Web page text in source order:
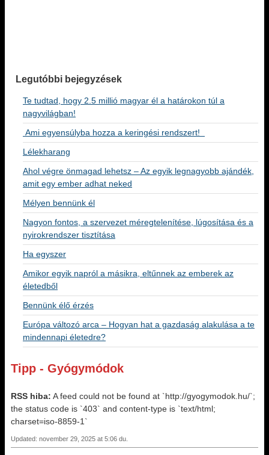
Legutóbbi bejegyzések
Te tudtad, hogy 2.5 millió magyar él a határokon túl a
nagyvilágban!
Ami egyensúlyba hozza a keringési rendszert!
Lélekharang
Ahol végre önmagad lehetsz – Az egyik legnagyobb ajándék,
amit egy ember adhat neked
Mélyen bennünk él
Nagyon fontos, a szervezet méregtelenítése, lúgosítása és a
nyirokrendszer tisztítása
Ha egyszer
Amikor egyik napról a másikra, eltűnnek az emberek az
életedből
Bennünk élő érzés
Európa változó arca – Hogyan hat a gazdaság alakulása a te
mindennapi életedre?
Tipp - Gyógymódok
RSS hiba: A feed could not be found at `http://gyogymodok.hu/`;
the status code is `403` and content-type is `text/html;
charset=iso-8859-1`
Updated: november 29, 2025 at 5:06 du.